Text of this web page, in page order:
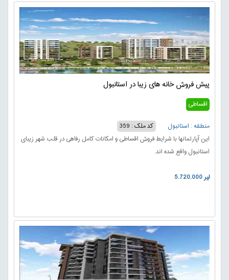
پیش فروش خانه های زیبا در استانبول
اقساطی
منطقه : استانبول
کد ملک : 359
این آپارتمانها با شرایط فروش اقساطی و امکانات کامل رفاهی در قلب شهر زیبای
استانبول واقع شده اند.
5.720.000 لیر